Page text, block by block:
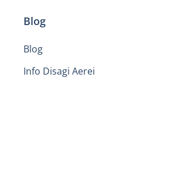
Blog
Blog
Info Disagi Aerei